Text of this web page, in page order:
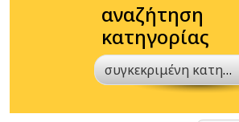
αναζήτηση
κατηγορίας
συγκεκριμένη κατηγορία